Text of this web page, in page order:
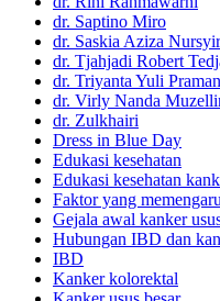
dr. Saptino Miro
dr. Saskia Aziza
dr. Tjahjadi Robert
dr. Triyanta Yuli
dr. Virly Nanda
dr. Zulkhairi
Dress in Blue Day
Edukasi kesehatan
Edukasi kesehatan
Faktor yang
Gejala awal kanker
Hubungan IBD dan
IBD
Kanker kolorektal